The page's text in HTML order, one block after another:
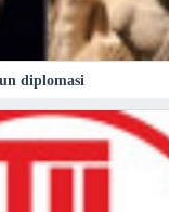
diplomasi